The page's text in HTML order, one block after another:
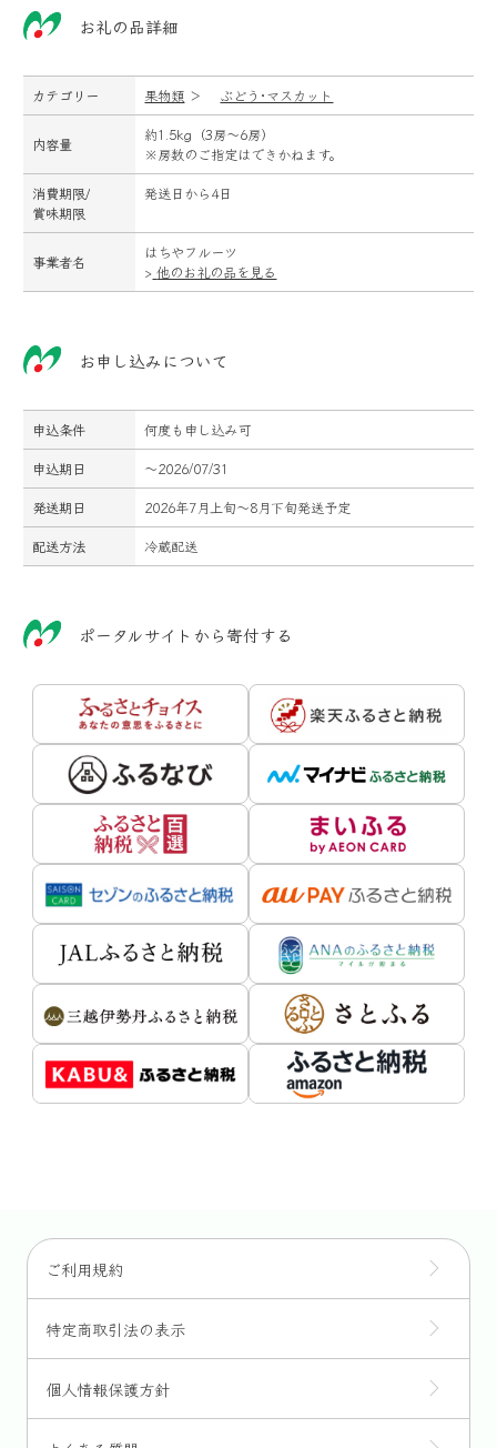
お礼の品詳細
カテゴリー 果物類 ＞ ぶどう･マスカット
内容量
約1.5kg（3房～6房）
※房数のご指定はできかねます。
消費期限/
賞味期限
発送日から4日
事業者名
はちやフルーツ
> 他のお礼の品を見る
お申し込みについて
申込条件
何度も申し込み可
申込期日
～2026/07/31
発送期日
2026年7月上旬～8月下旬発送予定
配送方法
冷蔵配送
ポータルサイトから寄付する
ご利用規約
特定商取引法の表示
個人情報保護方針